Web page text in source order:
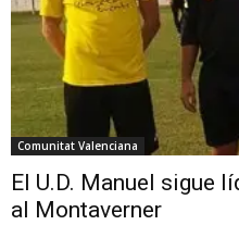
Comunitat Valenciana
El U.D. Manuel sigue
al Montaverner